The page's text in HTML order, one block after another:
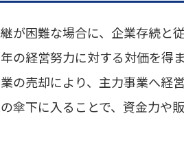
が困難な場合に、企業存続と
年の経営努力に対する対価を得ま
の売却により、主力事業へ経
の傘下に入ることで、資金力や